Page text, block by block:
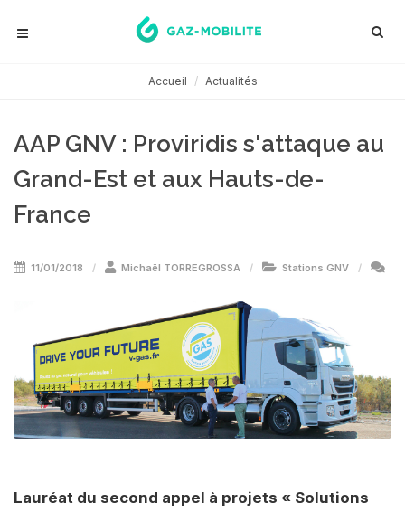
Accueil Actualités
AAP GNV : Proviridis s'attaque au
Grand-Est et aux Hauts-de-
France
11/01/2018 Michaël TORREGROSSA Stations GNV
Lauréat du second appel à projets « Solutions